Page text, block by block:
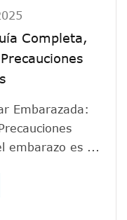
Completa,
Embarazada:
embarazo es ...